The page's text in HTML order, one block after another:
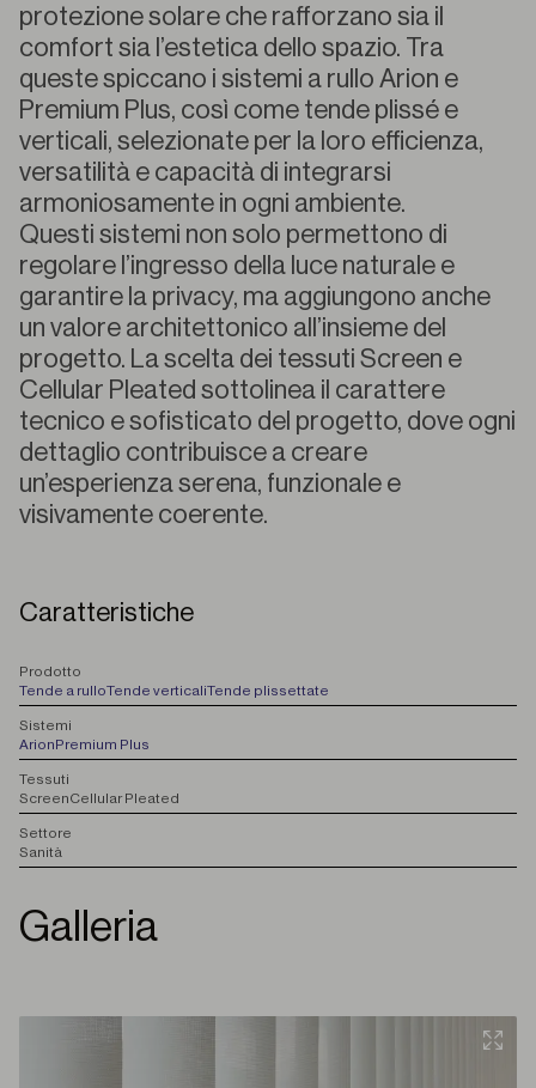
protezione solare che rafforzano sia il
comfort sia l’estetica dello spazio. Tra
queste spiccano i sistemi a rullo Arion e
Premium Plus, così come tende plissé e
verticali, selezionate per la loro efficienza,
versatilità e capacità di integrarsi
armoniosamente in ogni ambiente.
Questi sistemi non solo permettono di
regolare l’ingresso della luce naturale e
garantire la privacy, ma aggiungono anche
un valore architettonico all’insieme del
progetto. La scelta dei tessuti Screen e
Cellular Pleated sottolinea il carattere
tecnico e sofisticato del progetto, dove ogni
dettaglio contribuisce a creare
un’esperienza serena, funzionale e
visivamente coerente.
Caratteristiche
Prodotto
Tende a rulloTende verticaliTende plissettate
Sistemi
ArionPremium Plus
Tessuti
ScreenCellular Pleated
Settore
Sanità
Galleria